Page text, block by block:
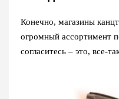
Конечно, магазины
огромный ассортимент
согласитесь – это, все-